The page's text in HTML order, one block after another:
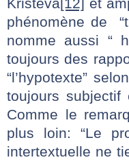
phénomène de
nomme aussi “
toujours des
“l’hypotexte”
toujours
Comme le
plus loin: “Le
intertextuelle ne